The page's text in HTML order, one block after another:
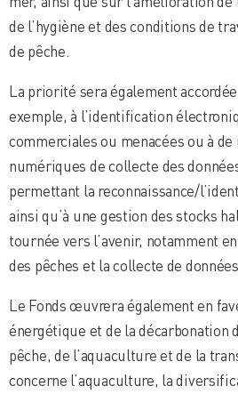
de l’hygiène et des conditions de
de pêche.
La priorité sera également
exemple, à l’identification
commerciales ou menacées ou à
numériques de collecte des
permettant la reconnaissance/
ainsi qu’à une gestion des stocks
tournée vers l’avenir, notamment
des pêches et la collecte de
Le Fonds œuvrera également en
énergétique et de la décarbonation
pêche, de l’aquaculture et de la
concerne l’aquaculture, la